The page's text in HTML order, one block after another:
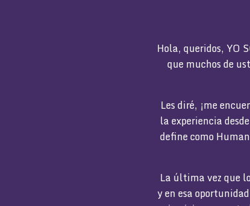
Hola, queridos, YO
que muchos de
Les diré, ¡me
la experiencia
define como
La última vez que
y en esa